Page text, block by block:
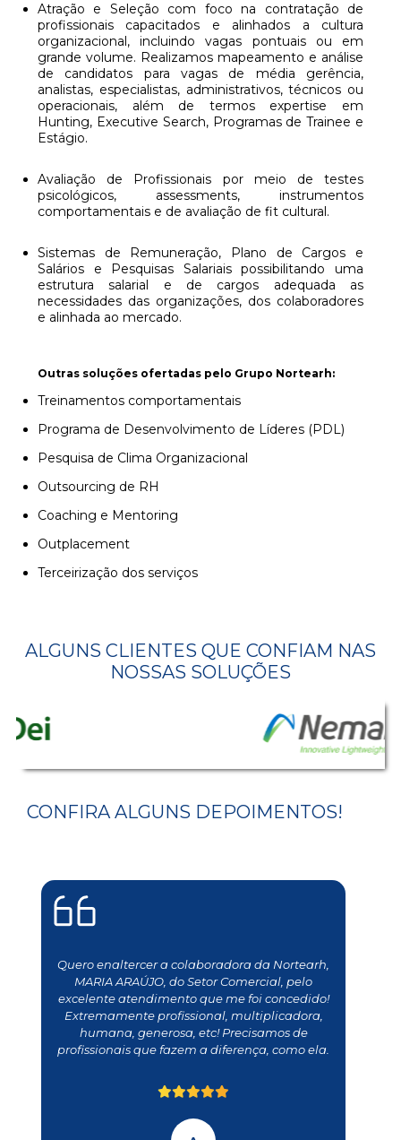
Atração e Seleção com foco na contratação de
profissionais capacitados e alinhados a cultura
organizacional, incluindo vagas pontuais ou em
grande volume. Realizamos mapeamento e análise
de candidatos para vagas de média gerência,
analistas, especialistas, administrativos, técnicos ou
operacionais, além de termos expertise em
Hunting, Executive Search, Programas de Trainee e
Estágio.
Avaliação de Profissionais por meio de testes
psicológicos, assessments, instrumentos
comportamentais e de avaliação de fit cultural.
Sistemas de Remuneração, Plano de Cargos e
Salários e Pesquisas Salariais possibilitando uma
estrutura salarial e de cargos adequada as
necessidades das organizações, dos colaboradores
e alinhada ao mercado.
Outras soluções ofertadas pelo Grupo Nortearh:
Treinamentos comportamentais
Programa de Desenvolvimento de Líderes (PDL)
Pesquisa de Clima Organizacional
Outsourcing de RH
Coaching e Mentoring
Outplacement
Terceirização dos serviços
ALGUNS CLIENTES QUE CONFIAM NAS
NOSSAS SOLUÇÕES
CONFIRA ALGUNS DEPOIMENTOS!
Quero enaltercer a colaboradora da Nortearh,
MARIA ARAÚJO, do Setor Comercial, pelo
excelente atendimento que me foi concedido!
Extremamente profissional, multiplicadora,
humana, generosa, etc! Precisamos de
profissionais que fazem a diferença, como ela.